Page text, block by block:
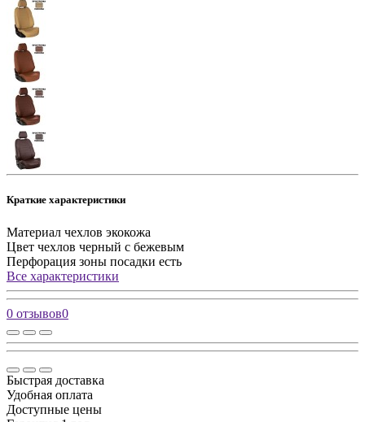
Краткие характеристики
Материал чехлов экокожа
Цвет чехлов черный с бежевым
Перфорация зоны посадки есть
Все характеристики
0 отзывов0
Быстрая доставка
Удобная оплата
Доступные цены